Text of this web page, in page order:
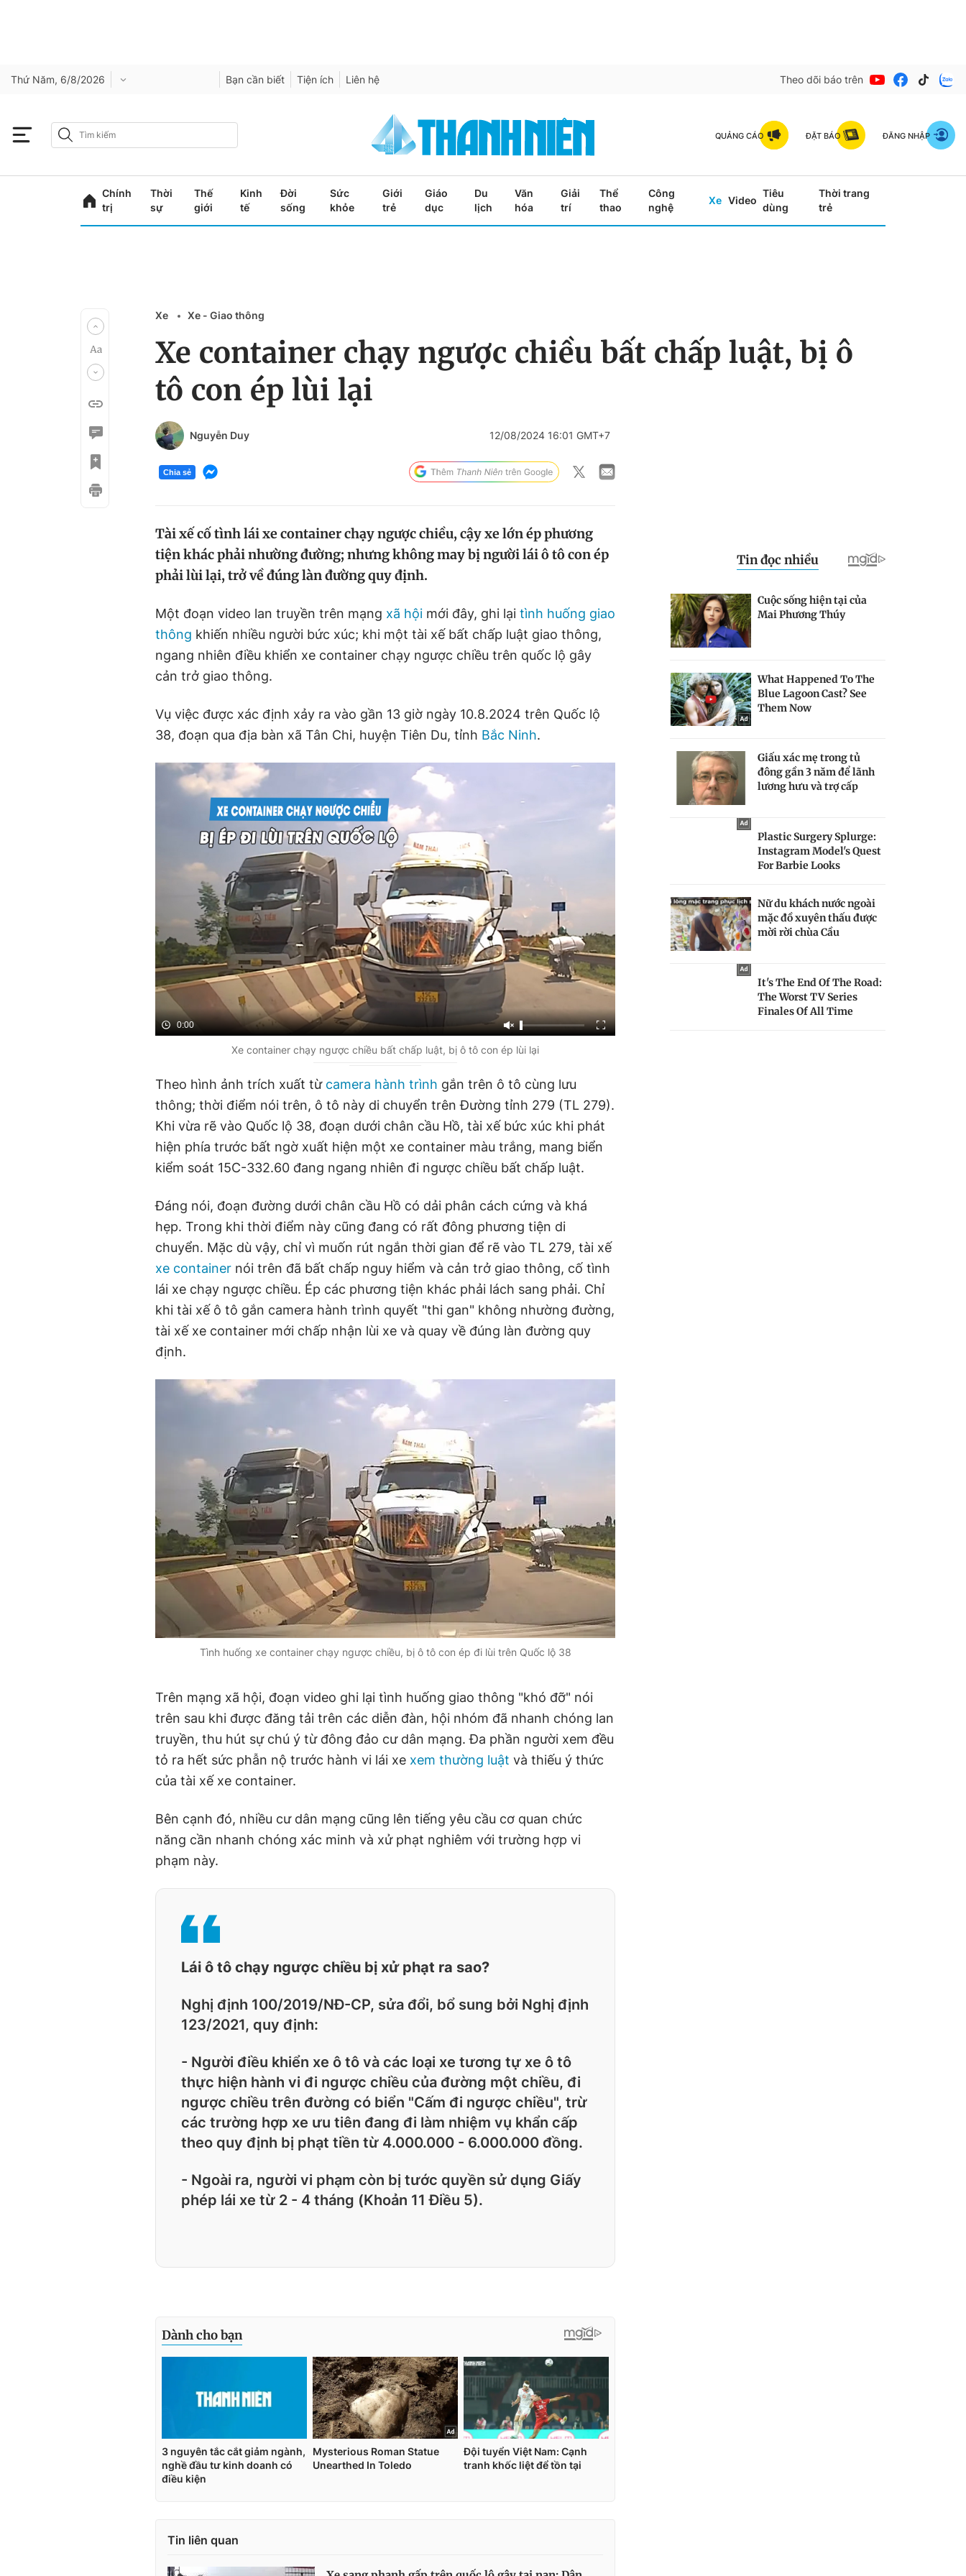
Thứ Năm, 6/8/2026 Bạn cần biết Tiện ích Liên hệ Theo dõi báo trên
QUẢNG CÁO ĐẶT BÁO ĐĂNG NHẬP
Chính
trị
Thời
sự
Thế
giới
Kinh
tế
Đời
sống
Sức
khỏe
Giới
trẻ
Giáo
dục
Du
lịch
Văn
hóa
Giải
trí
Thể
thao
Công
nghệ
Xe Video
Tiêu
dùng
Thời trang
trẻ
Xe Xe - Giao thông
Xe container chạy ngược chiều bất chấp luật, bị ô
tô con ép lùi lại
Nguyễn Duy 12/08/2024 16:01 GMT+7
Chia sẻ
Tài xế cố tình lái xe container chạy ngược chiều, cậy xe lớn ép phương
tiện khác phải nhường đường; nhưng không may bị người lái ô tô con ép
phải lùi lại, trở về đúng làn đường quy định.
Một đoạn video lan truyền trên mạng xã hội mới đây, ghi lại tình huống giao
thông khiến nhiều người bức xúc; khi một tài xế bất chấp luật giao thông,
ngang nhiên điều khiển xe container chạy ngược chiều trên quốc lộ gây
cản trở giao thông.
Vụ việc được xác định xảy ra vào gần 13 giờ ngày 10.8.2024 trên Quốc lộ
38, đoạn qua địa bàn xã Tân Chi, huyện Tiên Du, tỉnh Bắc Ninh.
0:00
Xe container chạy ngược chiều bất chấp luật, bị ô tô con ép lùi lại
Theo hình ảnh trích xuất từ camera hành trình gắn trên ô tô cùng lưu
thông; thời điểm nói trên, ô tô này di chuyển trên Đường tỉnh 279 (TL 279).
Khi vừa rẽ vào Quốc lộ 38, đoạn dưới chân cầu Hồ, tài xế bức xúc khi phát
hiện phía trước bất ngờ xuất hiện một xe container màu trắng, mang biển
kiểm soát 15C-332.60 đang ngang nhiên đi ngược chiều bất chấp luật.
Đáng nói, đoạn đường dưới chân cầu Hồ có dải phân cách cứng và khá
hẹp. Trong khi thời điểm này cũng đang có rất đông phương tiện di
chuyển. Mặc dù vậy, chỉ vì muốn rút ngắn thời gian để rẽ vào TL 279, tài xế
xe container nói trên đã bất chấp nguy hiểm và cản trở giao thông, cố tình
lái xe chạy ngược chiều. Ép các phương tiện khác phải lách sang phải. Chỉ
khi tài xế ô tô gắn camera hành trình quyết "thi gan" không nhường đường,
tài xế xe container mới chấp nhận lùi xe và quay về đúng làn đường quy
định.
Tình huống xe container chạy ngược chiều, bị ô tô con ép đi lùi trên Quốc lộ 38
Trên mạng xã hội, đoạn video ghi lại tình huống giao thông "khó đỡ" nói
trên sau khi được đăng tải trên các diễn đàn, hội nhóm đã nhanh chóng lan
truyền, thu hút sự chú ý từ đông đảo cư dân mạng. Đa phần người xem đều
tỏ ra hết sức phẫn nộ trước hành vi lái xe xem thường luật và thiếu ý thức
của tài xế xe container.
Bên cạnh đó, nhiều cư dân mạng cũng lên tiếng yêu cầu cơ quan chức
năng cần nhanh chóng xác minh và xử phạt nghiêm với trường hợp vi
phạm này.
Lái ô tô chạy ngược chiều bị xử phạt ra sao?
Nghị định 100/2019/NĐ-CP, sửa đổi, bổ sung bởi Nghị định
123/2021, quy định:
- Người điều khiển xe ô tô và các loại xe tương tự xe ô tô
thực hiện hành vi đi ngược chiều của đường một chiều, đi
ngược chiều trên đường có biển "Cấm đi ngược chiều", trừ
các trường hợp xe ưu tiên đang đi làm nhiệm vụ khẩn cấp
theo quy định bị phạt tiền từ 4.000.000 - 6.000.000 đồng.
- Ngoài ra, người vi phạm còn bị tước quyền sử dụng Giấy
phép lái xe từ 2 - 4 tháng (Khoản 11 Điều 5).
Tin liên quan